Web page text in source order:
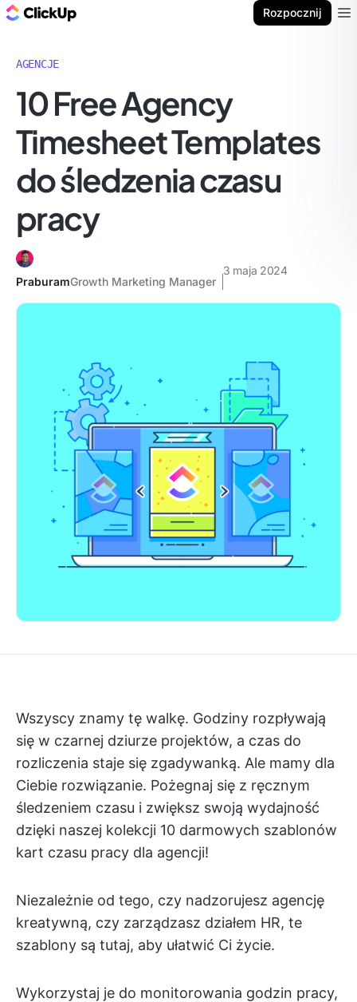
Rozpocznij
AGENCJE
10 Free Agency
Timesheet Templates
do śledzenia czasu
pracy
PraburamGrowth Marketing Manager
3 maja 2024
Wszyscy znamy tę walkę. Godziny rozpływają
się w czarnej dziurze projektów, a czas do
rozliczenia staje się zgadywanką. Ale mamy dla
Ciebie rozwiązanie. Pożegnaj się z ręcznym
śledzeniem czasu i zwiększ swoją wydajność
dzięki naszej kolekcji 10 darmowych szablonów
kart czasu pracy dla agencji!
Niezależnie od tego, czy nadzorujesz agencję
kreatywną, czy zarządzasz działem HR, te
szablony są tutaj, aby ułatwić Ci życie.
Wykorzystaj je do monitorowania godzin pracy,